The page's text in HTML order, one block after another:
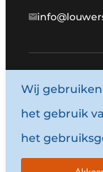
©
Wij gebruiken
het gebruik
het